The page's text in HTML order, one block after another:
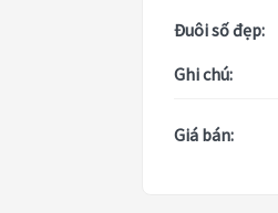
Đuôi số đẹp:
Ghi chú:
Giá bán: